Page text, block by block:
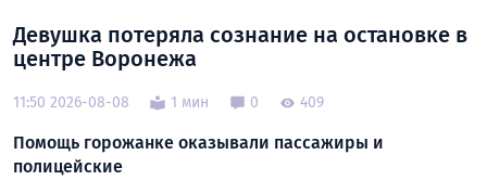
Девушка потеряла сознание на остановке в
центре Воронежа
11:50 2026-08-08 1 мин 0 409
Помощь горожанке оказывали пассажиры и
полицейские